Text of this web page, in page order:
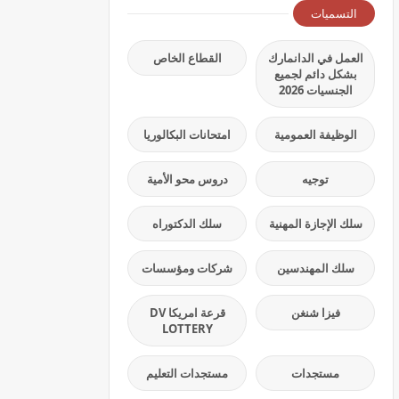
التسميات
العمل في الدانمارك
بشكل دائم لجميع
الجنسيات 2026
القطاع الخاص
الوظيفة العمومية امتحانات البكالوريا
توجيه دروس محو الأمية
سلك الإجازة المهنية سلك الدكتوراه
سلك المهندسين شركات ومؤسسات
فيزا شنغن
قرعة امريكا DV
LOTTERY
مستجدات مستجدات التعليم